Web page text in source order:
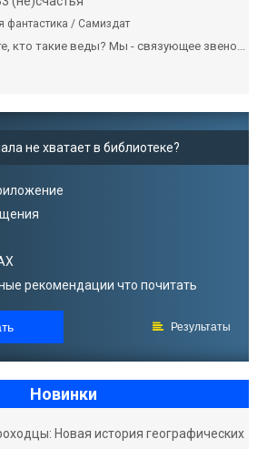
фантастика / Самиздат
кто такие веды? Мы - связующее звено...
не хватает в библиотеке?
рекомендации что почитать
Результаты
Новинки
Новая история географических